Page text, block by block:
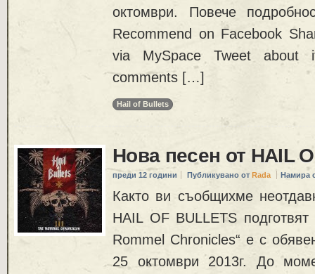
октомври. Повече
Recommend on Facebook
via MySpace Tweet about
comments […]
Hail of Bullets
Нова песен от HAIL
преди 12 години Публикувано от Rada Намира
Както ви съобщихме
HAIL OF BULLETS
Rommel Chronicles“ е с
25 октомври 2013г. До